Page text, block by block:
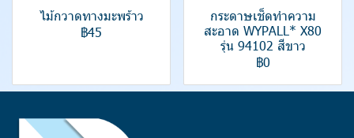
ไม้กวาดทางมะพร้าว
฿45
กระดาษเช็ดทำความ
สะอาด WYPALL* X80
รุ่น 94102 สีขาว
฿0